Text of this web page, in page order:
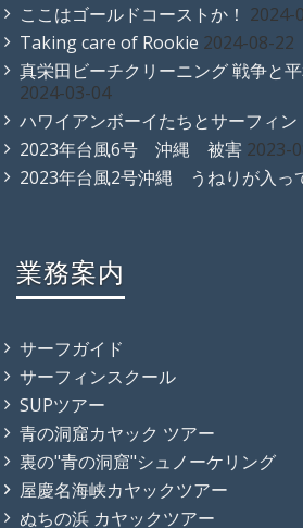
ここはゴールドコーストか！ 2024-
Taking care of Rookie 2024-08-22
真栄田ビーチクリーニング 戦争と
2024-03-04
ハワイアンボーイたちとサーフィン
2023年台風6号 沖縄 被害 2023-
2023年台風2号沖縄 うねりが入っ
業務案内
サーフガイド
サーフィンスクール
SUPツアー
青の洞窟カヤック ツアー
裏の"青の洞窟"シュノーケリング
屋慶名海峡カヤックツアー
ぬちの浜 カヤックツアー